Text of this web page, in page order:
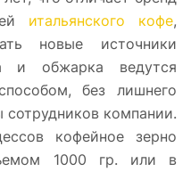
итальянского кофе,
новые источники
и обжарка ведутся
без лишнего
компании.
кофейное зерно
1000 гр. или в